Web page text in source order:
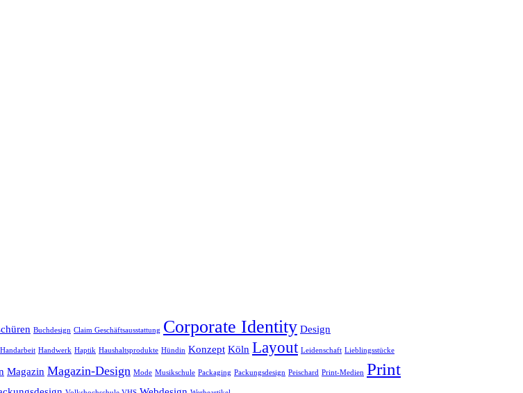
Buchdesign Claim Geschäftsausstattung Corporate Identity Design
Handarbeit Handwerk Haptik Haushaltsprodukte Hündin Konzept Köln Layout Leidenschaft Lieblingsstücke
Magazin Magazin-Design Mode Musikschule Packaging Packungsdesign Peischard Print-Medien Print